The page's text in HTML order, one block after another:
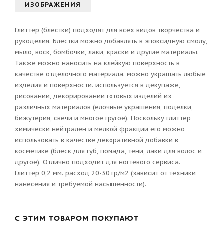
ИЗОБРАЖЕНИЯ
Глиттер (блестки) подходят для всех видов творчества и
рукоделия. Блестки можно добавлять в эпоксидную смолу,
мыло, воск, бомбочки, лаки, краски и другие материалы.
Также можно наносить на клейкую поверхность в
качестве отделочного материала. можно украшать любые
изделия и поверхности. используется в декупаже,
рисовании, декорировании готовых изделий из
различных материалов (елочные украшения, поделки,
бижутерия, свечи и многое гругое). Поскольку глиттер
химически нейтрален и мелкой фракции его можно
использовать в качестве декоративной добавки в
косметике (блеск для губ, помада, тени, лаки для волос и
другое). Отлично подходит для ногтевого сервиса.
Глиттер 0,2 мм. расход 20-30 гр/м2 (зависит от техники
нанесения и требуемой насыщенности).
С ЭТИМ ТОВАРОМ ПОКУПАЮТ